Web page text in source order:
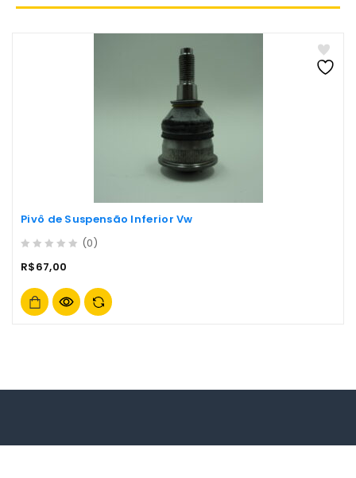
Pivô de Suspensão Inferior Vw
out
5
(0)
R$67,00